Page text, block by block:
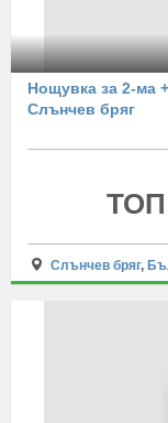
Нощувка за 2-ма
Слънчев бряг
ТОП
Слънчев бряг,